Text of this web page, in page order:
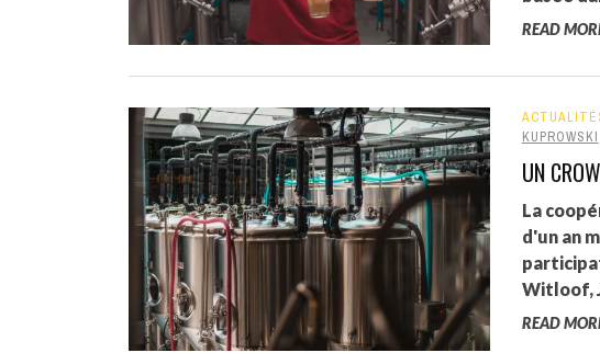
READ
KUPROWSKI
UN
La
d'un an
Witloof,
READ